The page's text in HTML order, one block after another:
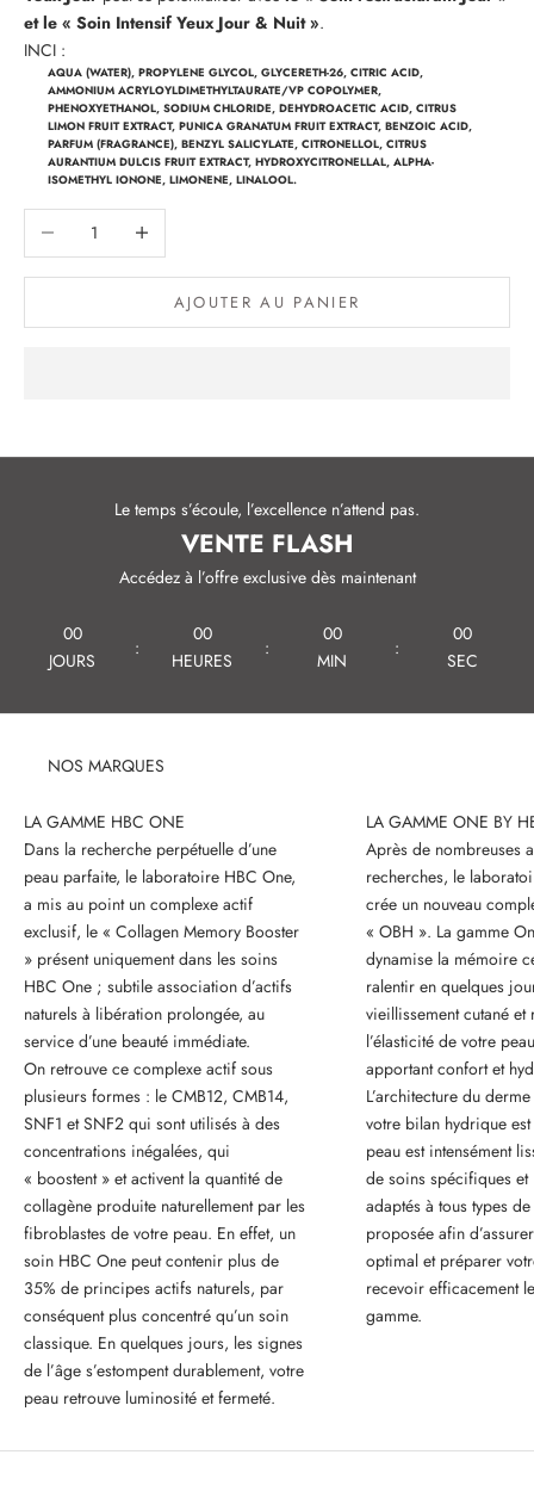
et le « Soin Intensif Yeux Jour & Nuit ».
INCI :
AQUA (WATER), PROPYLENE GLYCOL, GLYCERETH-26, CITRIC ACID,
AMMONIUM ACRYLOYLDIMETHYLTAURATE/VP COPOLYMER,
PHENOXYETHANOL, SODIUM CHLORIDE, DEHYDROACETIC ACID, CITRUS
LIMON FRUIT EXTRACT, PUNICA GRANATUM FRUIT EXTRACT, BENZOIC ACID,
PARFUM (FRAGRANCE), BENZYL SALICYLATE, CITRONELLOL, CITRUS
AURANTIUM DULCIS FRUIT EXTRACT, HYDROXYCITRONELLAL, ALPHA-
ISOMETHYL IONONE, LIMONENE, LINALOOL.
Diminuer la quantitéAugmenter la quantité
AJOUTER AU PANIER
Le temps s’écoule, l’excellence n’attend pas.
VENTE FLASH
Accédez à l’offre exclusive dès maintenant
00
JOURS
:
00
HEURES
:
00
MIN
:
00
SEC
NOS MARQUES
LA GAMME HBC ONE
Dans la recherche perpétuelle d’une
peau parfaite, le laboratoire HBC One,
a mis au point un complexe actif
exclusif, le « Collagen Memory Booster
» présent uniquement dans les soins
HBC One ; subtile association d’actifs
naturels à libération prolongée, au
service d’une beauté immédiate.
On retrouve ce complexe actif sous
plusieurs formes : le CMB12, CMB14,
SNF1 et SNF2 qui sont utilisés à des
concentrations inégalées, qui
« boostent » et activent la quantité de
collagène produite naturellement par les
fibroblastes de votre peau. En effet, un
soin HBC One peut contenir plus de
35% de principes actifs naturels, par
conséquent plus concentré qu’un soin
classique. En quelques jours, les signes
de l’âge s’estompent durablement, votre
peau retrouve luminosité et fermeté.
LA GAMME ONE BY
Après de nombreuses
recherches, le
crée un nouveau
« OBH ». La gamme
dynamise la mémoire
ralentir en quelques
vieillissement cutané
l’élasticité de votre
apportant confort et
L’architecture du
votre bilan hydrique
peau est intensément
de soins spécifiques et
adaptés à tous types
proposée afin
optimal et préparer
recevoir efficacement
gamme.
e
s
o